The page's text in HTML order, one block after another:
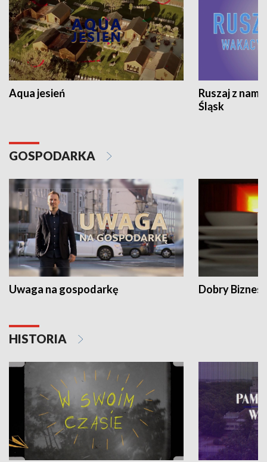
Aqua jesień
Ruszaj z
Śląsk
GOSPODARKA
Uwaga na gospodarkę Dobry Biznes
HISTORIA